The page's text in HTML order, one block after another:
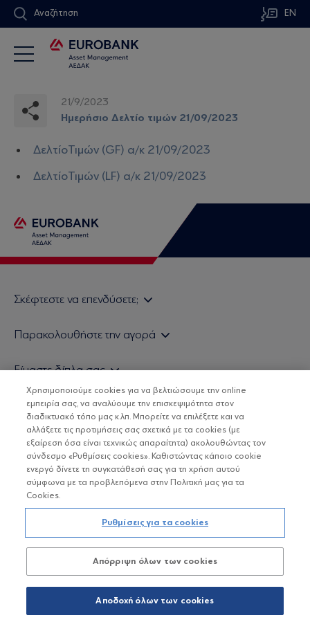
Αναζήτηση EN
21/9/2023
Ημερήσιο Δελτίο τιμών 21/09/2023
ΔελτίοΤιμών (GF) α/κ 21/09/2023
ΔελτίοΤιμών (LF) α/κ 21/09/2023
Σκέφτεστε να επενδύσετε;
Τιμολογιακή Πολιτική
Δείτε τις πολιτικές μας
Βασικές Γνώσεις
Παρακολουθήστε την αγορά
Τα νέα μας
Χρήσιμοι σύνδεσμοι
Είμαστε δίπλα σας
H Eurobank Asset Management ΑΕΔΑΚ
Επενδυτική φιλοσοφία ESG
Πιστοποιημένα στελέχη και συνεργάτες
Αποστολή Βιογραφικών
ΟΙ ΟΣΕΚΑ ΔΕΝ ΕΧΟΥΝ ΕΓΓΥΗΜΕΝΗ ΑΠΟΔΟΣΗ ΚΑΙ ΟΙ
ΠΡΟΗΓΟΥΜΕΝΕΣ ΑΠΟΔΟΣΕΙΣ ΔΕΝ ΔΙΑΣΦΑΛΙΖΟΥΝ ΤΙΣ
ΜΕΛΛΟΝΤΙΚΕΣ
Copyright © Eurobank ΑΕΔΑΚ
Προστασία Προσωπικών Δεδομένων
Όροι χρήσης
Πολιτική cookies
Χρησιμοποιούμε cookies για να βελτιώσουμε την online
εμπειρία σας, να αναλύουμε την επισκεψιμότητα στον
διαδικτυακό τόπο μας κ.λπ. Μπορείτε να επιλέξετε και να
αλλάξετε τις προτιμήσεις σας σχετικά με τα cookies (με
εξαίρεση όσα είναι τεχνικώς απαραίτητα) ακολουθώντας τον
σύνδεσμο «Ρυθμίσεις cookies». Καθιστώντας κάποιο cookie
ενεργό δίνετε τη συγκατάθεσή σας για τη χρήση αυτού
σύμφωνα με τα προβλεπόμενα στην Πολιτική μας για τα
Cookies.
Ρυθμίσεις για τα cookies
Απόρριψη όλων των cookies
Αποδοχή όλων των cookies